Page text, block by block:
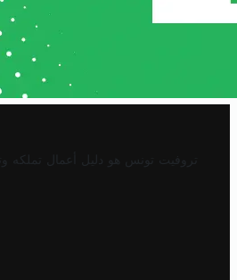
تروفيت تونس هو دليل أعمال تملكه